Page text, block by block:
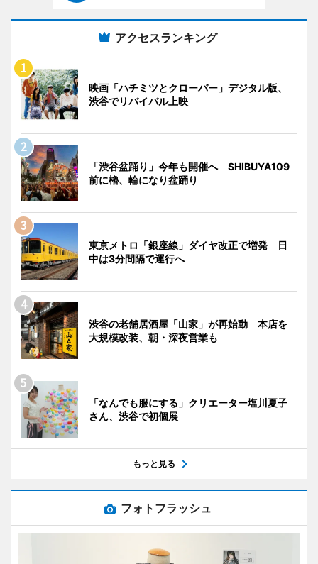
アクセスランキング
映画「ハチミツとクローバー」デジタル版、
渋谷でリバイバル上映
「渋谷盆踊り」今年も開催へ SHIBUYA109
前に櫓、輪になり盆踊り
東京メトロ「銀座線」ダイヤ改正で増発 日
中は3分間隔で運行へ
渋谷の老舗居酒屋「山家」が再始動 本店を
大規模改装、朝・深夜営業も
「なんでも服にする」クリエーター塩川夏子
さん、渋谷で初個展
もっと見る
フォトフラッシュ